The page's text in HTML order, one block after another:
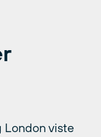
London viste